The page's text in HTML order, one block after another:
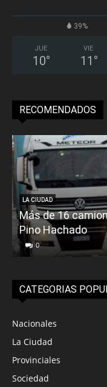
39%
JUE
10°
VIE
11 °
RECOMENDADOS
LA CIUDAD
Más de 16
Pino Hachado
0
CATEGORIAS
Nacionales
La Ciudad
Provinciales
Sociedad